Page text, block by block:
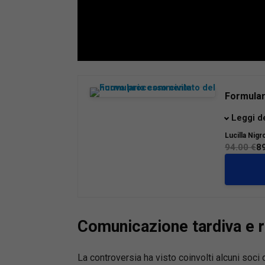
Giunto
nuovo
Il
recente
delle
Leggi
Lucilla
94.00 €
Comunicazione tardiva e
La controversia ha visto coinvolti alcuni soci